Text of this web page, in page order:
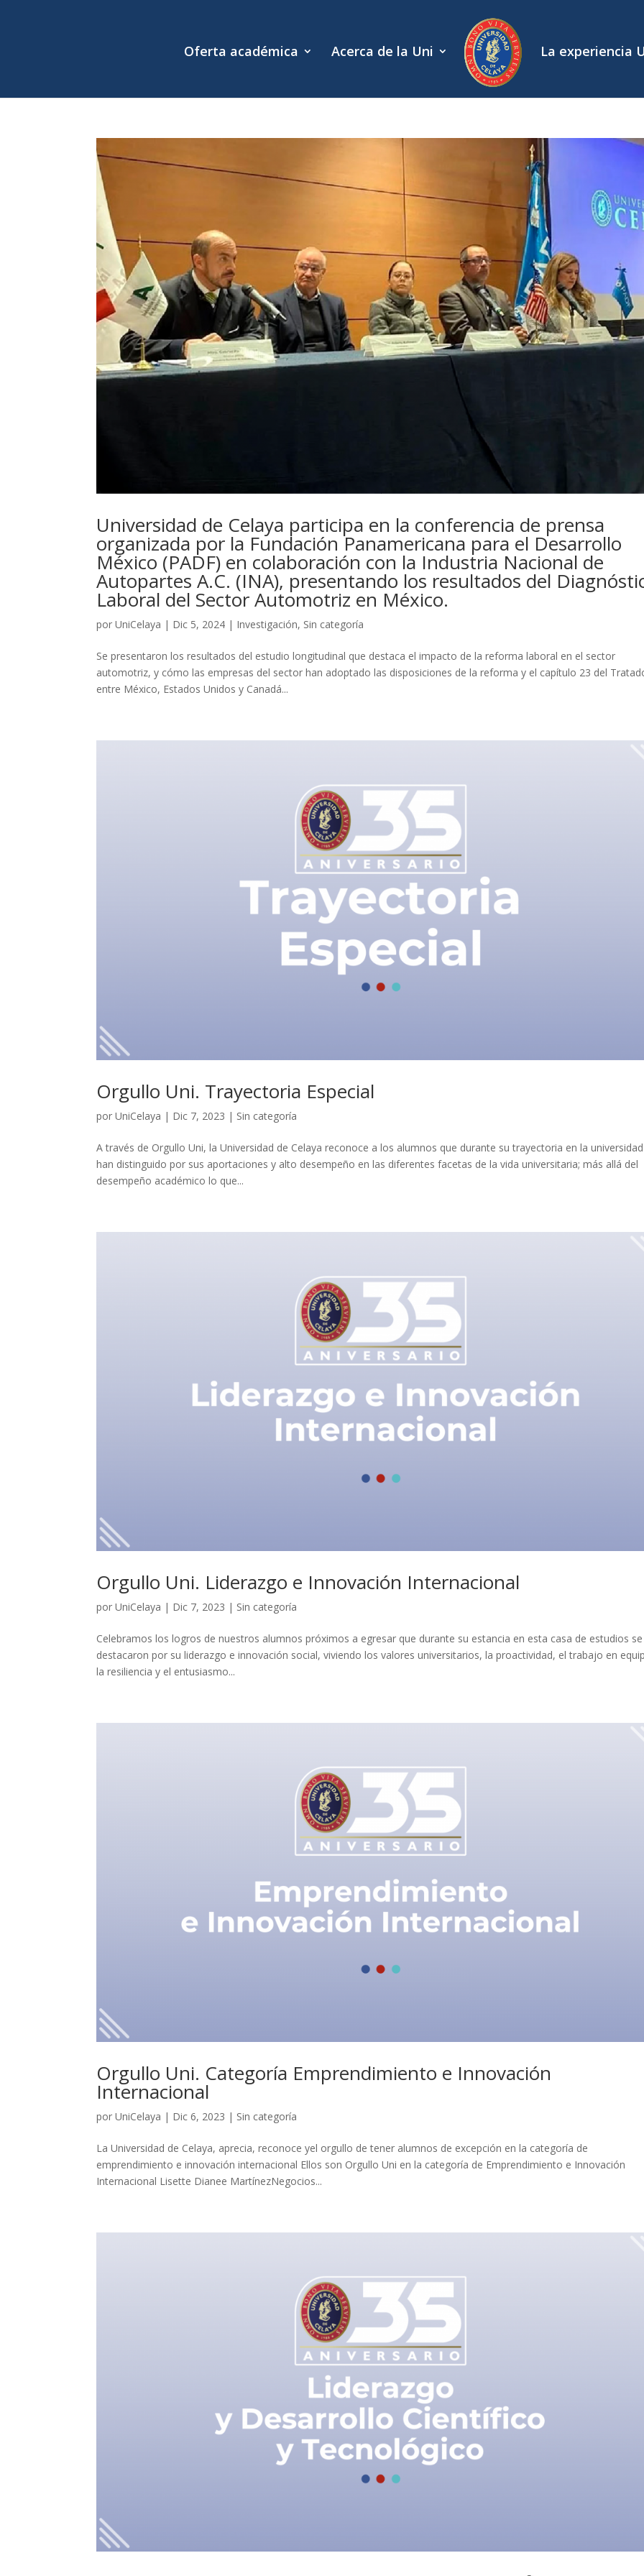
Oferta académica Acerca de la Uni La experiencia
Universidad de Celaya participa en la conferencia de prensa
organizada por la Fundación Panamericana para el Desarrollo
México (PADF) en colaboración con la Industria Nacional de
Autopartes A.C. (INA), presentando los resultados del
Laboral del Sector Automotriz en México.
porUniCelaya | Dic 5, 2024 | Investigación, Sin categoría
Se presentaron los resultados del estudio longitudinal que destaca el impacto de la reforma laboral en el sector
automotriz, y cómo las empresas del sector han adoptado las disposiciones de la reforma y el capítulo 23 del
entre México, Estados Unidos y Canadá...
Orgullo Uni. Trayectoria Especial
porUniCelaya | Dic 7, 2023 | Sin categoría
A través de Orgullo Uni, la Universidad de Celaya reconoce a los alumnos que durante su trayectoria en la
han distinguido por sus aportaciones y alto desempeño en las diferentes facetas de la vida universitaria; más allá del
desempeño académico lo que...
Orgullo Uni. Liderazgo e Innovación Internacional
porUniCelaya | Dic 7, 2023 | Sin categoría
Celebramos los logros de nuestros alumnos próximos a egresar que durante su estancia en esta casa de estudios se
destacaron por su liderazgo e innovación social, viviendo los valores universitarios, la proactividad, el trabajo en
la resiliencia y el entusiasmo...
Orgullo Uni. Categoría Emprendimiento e Innovación
Internacional
porUniCelaya | Dic 6, 2023 | Sin categoría
La Universidad de Celaya, aprecia, reconoce yel orgullo de tener alumnos de excepción en la categoría de
emprendimiento e innovación internacional Ellos son Orgullo Uni en la categoría de Emprendimiento e Innovación
Internacional Lisette Dianee MartínezNegocios...